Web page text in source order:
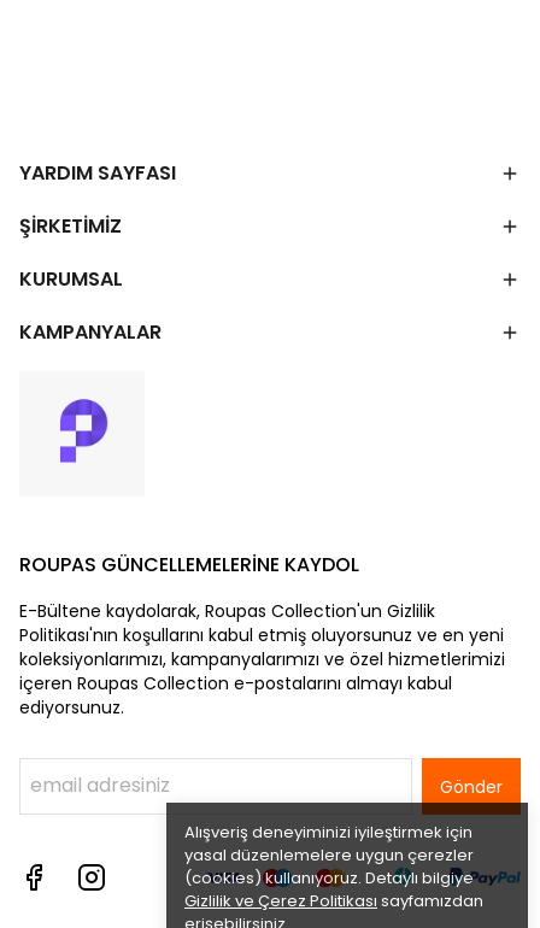
Alışveriş deneyiminizi iyileştirmek için
yasal düzenlemelere uygun çerezler
(cookies) kullanıyoruz. Detaylı bilgiye
Gizlilik ve Çerez Politikası sayfamızdan
YARDIM SAYFASI
ŞİRKETİMİZ
KURUMSAL
KAMPANYALAR
ROUPAS GÜNCELLEMELERİNE KAYDOL
E-Bültene kaydolarak, Roupas Collection'un Gizlilik
Politikası'nın koşullarını kabul etmiş oluyorsunuz ve en yeni
koleksiyonlarımızı, kampanyalarımızı ve özel hizmetlerimizi
içeren Roupas Collection e-postalarını almayı kabul
ediyorsunuz.
Gönder